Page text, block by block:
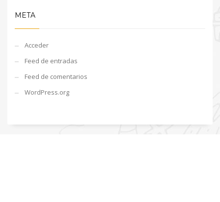
META
Acceder
Feed de entradas
Feed de comentarios
WordPress.org